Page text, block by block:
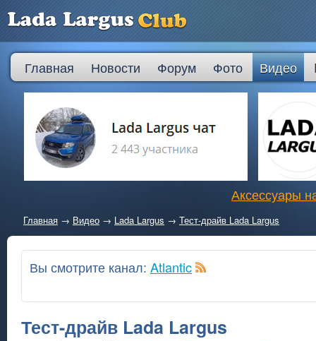
Главная Новости Форум Фото Видео
Аксессуары
Главная → Видео → Lada Largus → Тест-драйв Lada Largus
Вы смотрите канал: Atlantic
Тест-драйв Lada Largus